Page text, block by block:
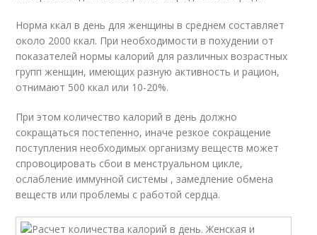
Норма ккал в день для женщины в среднем составляет
около 2000 ккал. При необходимости в похудении от
показателей нормы калорий для различных возрастных
групп женщин, имеющих разную активность и рацион,
отнимают 500 ккал или 10-20%.
При этом количество калорий в день должно
сокращаться постепенно, иначе резкое сокращение
поступления необходимых организму веществ может
спровоцировать сбои в менструальном цикле,
ослабление иммунной системы , замедление обмена
веществ или проблемы с работой сердца.